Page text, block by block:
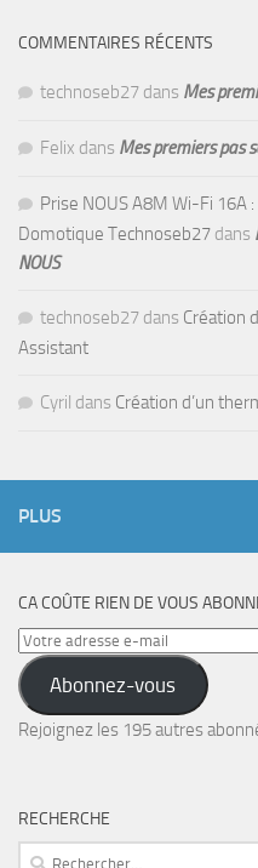
COMMENTAIRES RÉCENTS
technoseb27 dans Mes
Felix dans Mes premiers pas
Prise NOUS A8M Wi-Fi
Domotique Technoseb27 dans
NOUS
technoseb27 dans Création
Assistant
Cyril dans Création d’un
PLUS
CA COÛTE RIEN DE VOUS
Votre
adresse
e-
mail
Abonnez-vous
Rejoignez les 195 autres
RECHERCHE
Rechercher :